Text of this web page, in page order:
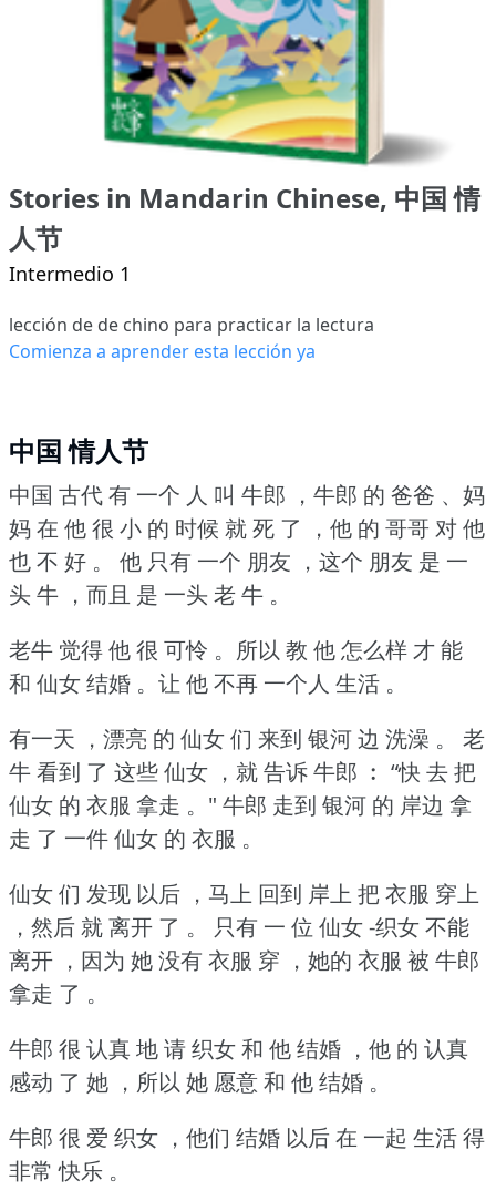
Stories in Mandarin Chinese, 中国 情
人节
Intermedio 1
lección de de chino para practicar la lectura
Comienza a aprender esta lección ya
中国 情人节
中国 古代 有 一个 人 叫 牛郎 ，牛郎 的 爸爸 、妈
妈 在 他 很 小 的 时候 就 死 了 ，他 的 哥哥 对 他
也 不 好 。
他 只有 一个 朋友 ，这个 朋友 是 一
头 牛 ，而且 是 一头 老 牛 。
老牛 觉得 他 很 可怜 。所以 教 他 怎么样 才 能
和 仙女 结婚 。让 他 不再 一个人 生活 。
有一天 ，漂亮 的 仙女 们 来到 银河 边 洗澡 。
老
牛 看到 了 这些 仙女 ，就 告诉 牛郎 ︰ “快 去 把
仙女 的 衣服 拿走 。" 牛郎 走到 银河 的 岸边 拿
走 了 一件 仙女 的 衣服 。
仙女 们 发现 以后 ，马上 回到 岸上 把 衣服 穿上
，然后 就 离开 了 。
只有 一 位 仙女 -织女 不能
离开 ，因为 她 没有 衣服 穿 ，她的 衣服 被 牛郎
拿走 了 。
牛郎 很 认真 地 请 织女 和 他 结婚 ，他 的 认真
感动 了 她 ，所以 她 愿意 和 他 结婚 。
牛郎 很 爱 织女 ，他们 结婚 以后 在 一起 生活 得
非常 快乐 。